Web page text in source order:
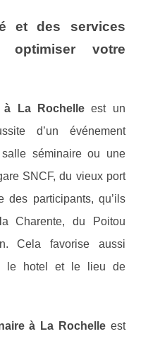
et des services
optimiser votre
à La Rochelleest un
d’un événement
séminaire ou une
SNCF, du vieux port
des participants, qu’ils
Charente, du Poitou
Cela favorise aussi
le hotel et le lieu de
à La Rochelleest